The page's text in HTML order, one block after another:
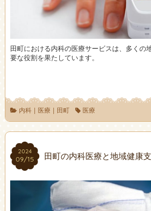
田町における内科の医療サービスは、多くの
要な役割を果たしています。
内科| 医療 田町 医療
2024
09/15
2024
09/15 田町の内科医療と地域健康